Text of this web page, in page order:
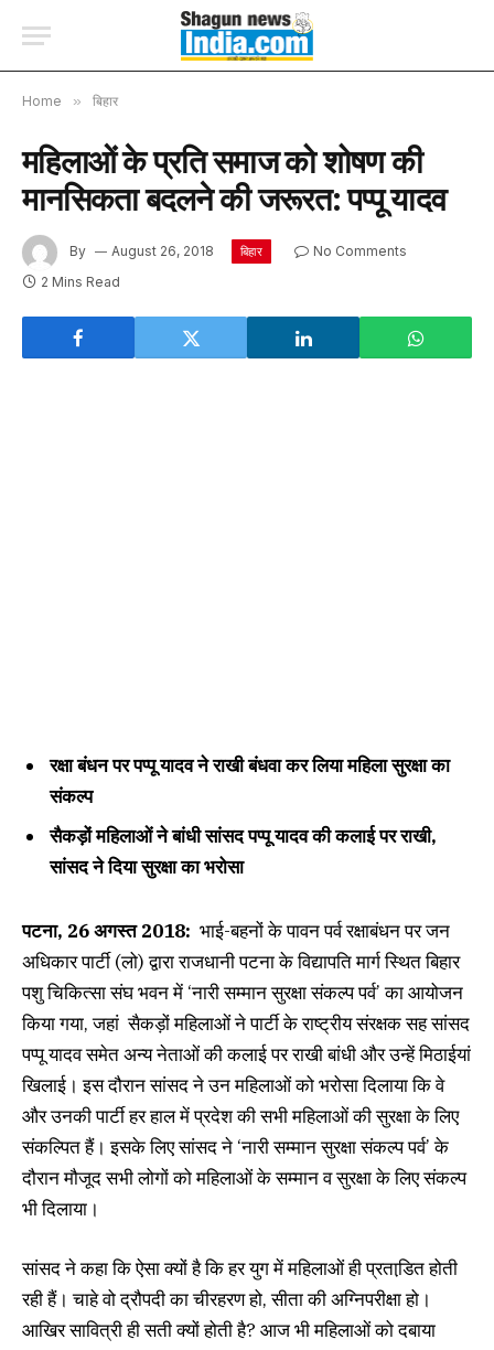
Home » बिहार
महिलाओं के प्रति समाज को शोषण की
मानसिकता बदलने की जरूरत: पप्‍पू यादव
By August 26, 2018 बिहार
No Comments
2 Mins Read
रक्षा बंधन पर पप्‍पू यादव ने राखी बंधवा कर लिया महिला सुरक्षा का
संकल्‍प
सैकड़ों महिलाओं ने बांधी सांसद पप्‍पू यादव की कलाई पर राखी,
सांसद ने दिया सुरक्षा का भरोसा
पटना, 26 अगस्त 2018: भाई-बहनों के पावन पर्व रक्षाबंधन पर जन
अधिकार पार्टी (लो) द्वारा राजधानी पटना के विद्यापति मार्ग स्थित बिहार
पशु चिकित्‍सा संघ भवन में ‘नारी सम्‍मान सुरक्षा संकल्‍प पर्व’ का आयोजन
किया गया, जहां सैकड़ों महिलाओं ने पार्टी के राष्‍ट्रीय संरक्षक सह सांसद
पप्‍पू यादव समेत अन्‍य नेताओं की कलाई पर राखी बांधी और उन्‍हें मि‍ठाईयां
खिलाई। इस दौरान सांसद ने उन महिलाओं को भरोसा दिलाया कि वे
और उनकी पार्टी हर हाल में प्रदेश की सभी महिलाओं की सुरक्षा के लिए
संकल्पित हैं। इसके लिए सांसद ने ‘नारी सम्‍मान सुरक्षा संकल्‍प पर्व’ के
दौरान मौजूद सभी लोगों को महिलाओं के सम्‍मान व सुरक्षा के लिए संकल्‍प
भी दिलाया।
सांसद ने कहा कि ऐसा क्‍यों है कि हर युग में महिलाओं ही प्रता‍डि़त होती
रही हैं। चाहे वो द्रौपदी का चीरहरण हो, सीता की अग्निपरीक्षा हो।
आखिर सावित्री ही सती क्‍यों होती है? आज भी महिलाओं को दबाया